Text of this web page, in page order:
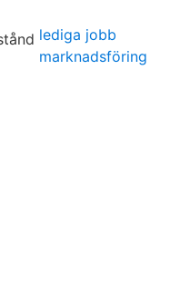
lediga jobb
marknadsföring